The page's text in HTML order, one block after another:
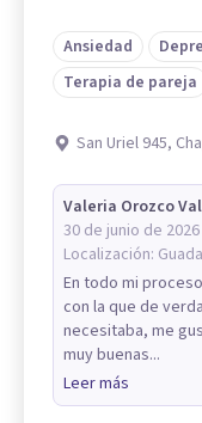
Ansiedad
Terapia de pareja
San Uriel 945,
Valeria Orozco
30 de junio de 2026
Localización:
En todo mi
con la que de
necesitaba, me
muy buenas...
Leer más